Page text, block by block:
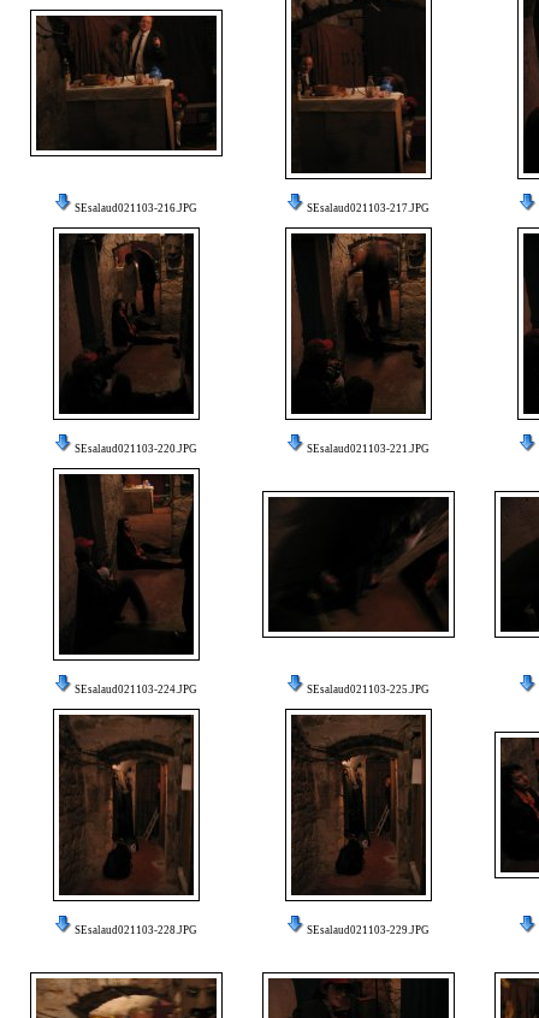
SEsalaud021103-216.JPG SEsalaud021103-217.JPG
SEsalaud021103-220.JPG SEsalaud021103-221.JPG
SEsalaud021103-224.JPG SEsalaud021103-225.JPG
SEsalaud021103-228.JPG SEsalaud021103-229.JPG